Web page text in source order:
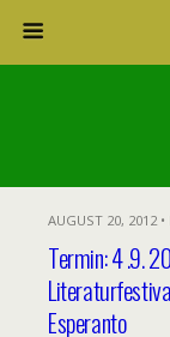
AUGUST 20, 2012
Termin: 4 .9.
Esperanto